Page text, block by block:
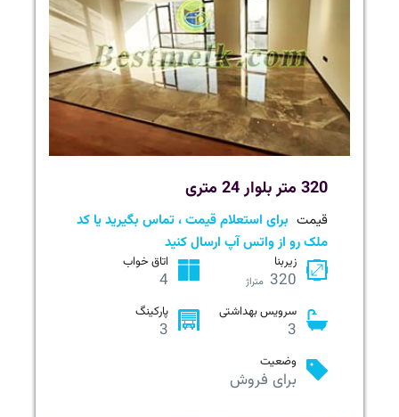
320 متر بلوار 24 متری
قیمت برای استعلام قیمت ، تماس بگیرید یا کد
ملک رو از واتس آپ ارسال کنید
زیربنا
320 متراژ
اتاق خواب
4
سرویس بهداشتی
3
پارکینگ
3
وضعیت
برای فروش